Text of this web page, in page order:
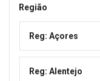
Região
Reg: Açores
Reg: Alentejo